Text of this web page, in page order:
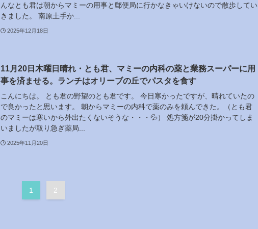
んなとも君は朝からマミーの用事と郵便局に行かなきゃいけないので散歩してい
きました。 南原土手か...
2025年12月18日
11月20日木曜日晴れ・とも君、マミーの内科の薬と業務スーパーに用
事を済ませる。ランチはオリーブの丘でパスタを食す
こんにちは。 とも君の野望のとも君です。 今日寒かったですが、晴れていたの
で良かったと思います。 朝からマミーの内科で薬のみを頼んできた。（とも君
のマミーは寒いから外出たくないそうな・・・💦） 処方箋が20分掛かってしま
いましたが取り急ぎ薬局...
2025年11月20日
1 2